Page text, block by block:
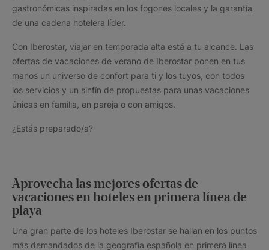
gastronómicas inspiradas en los fogones locales y la garantía
de una cadena hotelera líder.
Con Iberostar, viajar en temporada alta está a tu alcance. Las
ofertas de vacaciones de verano de Iberostar ponen en tus
manos un universo de confort para ti y los tuyos, con todos
los servicios y un sinfín de propuestas para unas vacaciones
únicas en familia, en pareja o con amigos.
¿Estás preparado/a?
Aprovecha las mejores ofertas de
vacaciones en hoteles en primera línea de
playa
Una gran parte de los hoteles Iberostar se hallan en los puntos
más demandados de la geografía española en primera línea